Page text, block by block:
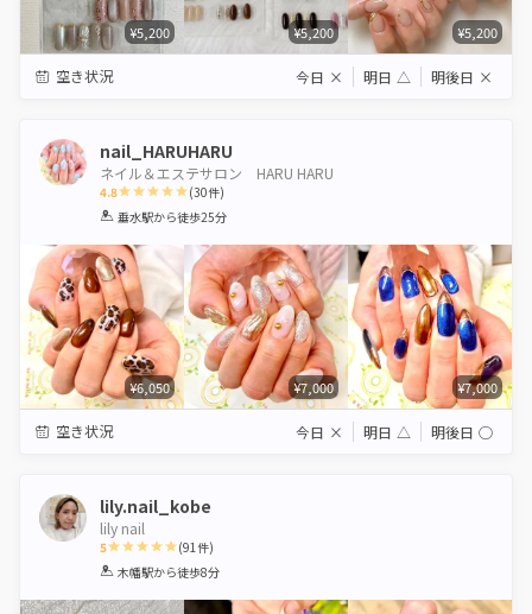
¥5,200 ¥5,200 ¥5,200
空き状況 今日 × 明日 △ 明後日 ×
nail_HARUHARU
ネイル＆エステサロン HARU HARU
4.8
1 2 3 4 5
(30件)
垂水駅から徒歩25分
¥6,050 ¥7,000 ¥7,000
空き状況 今日 × 明日 △ 明後日 ◯
lily.nail_kobe
lily nail
5
1 2 3 4 5
(91件)
木幡駅から徒歩8分